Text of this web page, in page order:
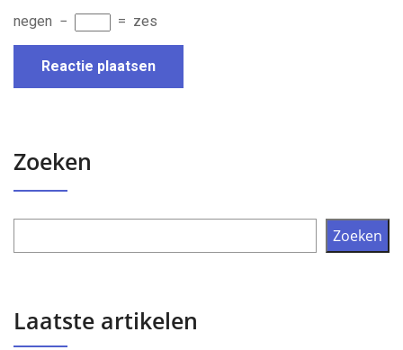
negen − = zes
Zoeken
Zoeken
Laatste artikelen